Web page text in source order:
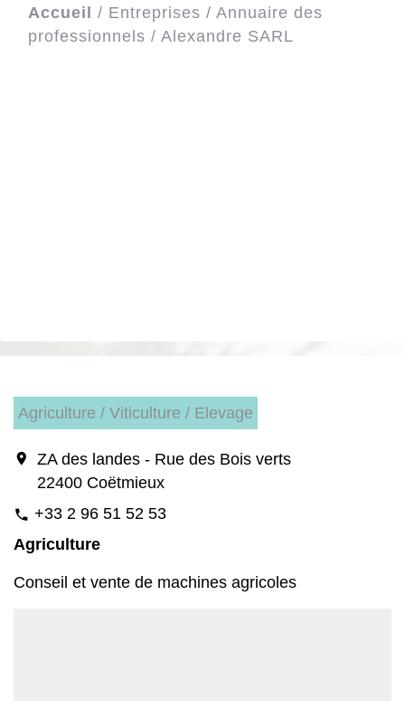
Accueil / Entreprises / Annuaire des
professionnels / Alexandre SARL
Agriculture / Viticulture / Elevage
location_on
ZA des landes - Rue des Bois verts
22400 Coëtmieux
phone +33 2 96 51 52 53
Agriculture
Conseil et vente de machines agricoles